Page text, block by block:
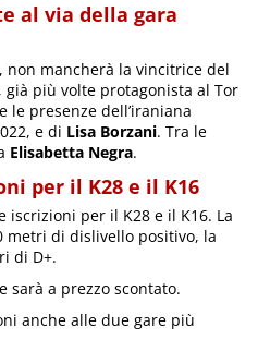
al via della gara
mancherà la vincitrice del
, già più volte protagonista al Tor
le presenze dell’iraniana
e di Lisa Borzani. Tra le
Elisabetta Negra.
per il K28 e il K16
iscrizioni per il K28 e il K16. La
metri di dislivello positivo, la
di D+.
sarà a prezzo scontato.
anche alle due gare più